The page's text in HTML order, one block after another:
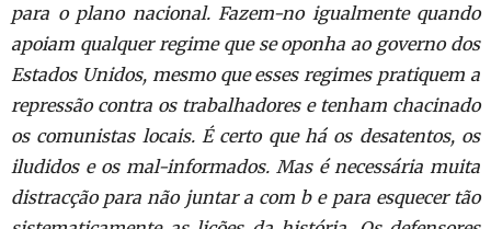
para o plano nacional. Fazem-no igualmente quando
apoiam qualquer regime que se oponha ao governo dos
Estados Unidos, mesmo que esses regimes pratiquem a
repressão contra os trabalhadores e tenham chacinado
os comunistas locais. É certo que há os desatentos, os
iludidos e os mal-informados. Mas é necessária muita
distracção para não juntar a com b e para esquecer tão